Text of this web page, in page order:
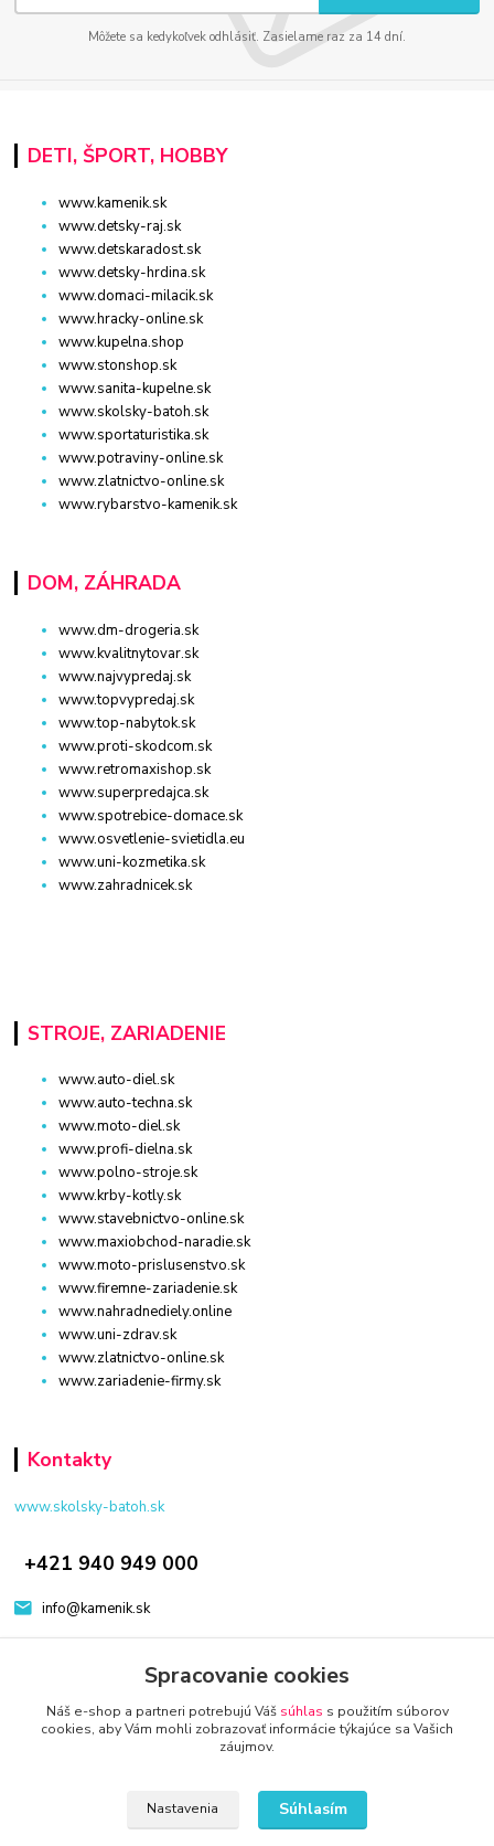
Môžete sa kedykoľvek odhlásiť. Zasielame raz za 14 dní.
DETI, ŠPORT, HOBBY
www.kamenik.sk
www.detsky-raj.sk
www.detskaradost.sk
www.detsky-hrdina.sk
www.domaci-milacik.sk
www.hracky-online.sk
www.kupelna.shop
www.stonshop.sk
www.sanita-kupelne.sk
www.skolsky-batoh.sk
www.sportaturistika.sk
www.potraviny-online.sk
www.zlatnictvo-online.sk
www.rybarstvo-kamenik.sk
DOM, ZÁHRADA
www.dm-drogeria.sk
www.kvalitnytovar.sk
www.najvypredaj.sk
www.topvypredaj.sk
www.top-nabytok.sk
www.proti-skodcom.sk
www.retromaxishop.sk
www.superpredajca.sk
www.spotrebice-domace.sk
www.osvetlenie-svietidla.eu
www.uni-kozmetika.sk
www.zahradnicek.sk
STROJE, ZARIADENIE
www.auto-diel.sk
www.auto-techna.sk
www.moto-diel.sk
www.profi-dielna.sk
www.polno-stroje.sk
www.krby-kotly.sk
www.stavebnictvo-online.sk
www.maxiobchod-naradie.sk
www.moto-prislusenstvo.sk
www.firemne-zariadenie.sk
www.nahradnediely.online
www.uni-zdrav.sk
www.zlatnictvo-online.sk
www.zariadenie-firmy.sk
Kontakty
www.skolsky-batoh.sk
+421 940 949 000
info@kamenik.sk
Eshop-rychlo.sk
Spracovanie cookies
Náš e-shop a partneri potrebujú Váš súhlas s použitím súborov
cookies, aby Vám mohli zobrazovať informácie týkajúce sa Vašich
záujmov.
Nastavenia Súhlasím